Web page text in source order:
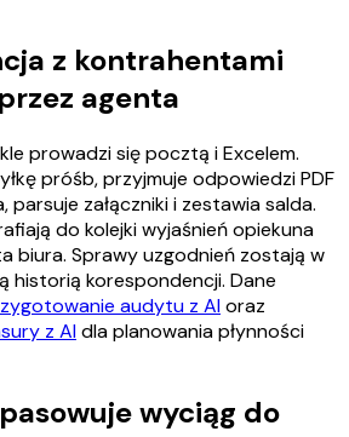
z kontrahentami
agenta
prowadzi się pocztą i Excelem.
próśb, przyjmuje odpowiedzi PDF
załączniki i zestawia salda.
do kolejki wyjaśnień opiekuna
biura. Sprawy uzgodnień zostają w
historią korespondencji. Dane
audytu z AIoraz
z AIdla planowania płynności
wyciąg do